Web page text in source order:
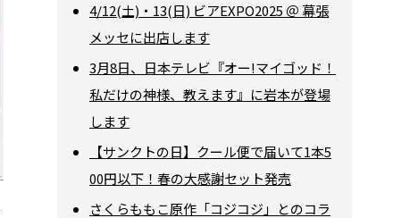
4/12(土)・13(日) ビアEXPO2025 ＠ 幕張
メッセに出店します
3月8日、日本テレビ『オー!マイゴッド！
私だけの神様、教えます』に岩本が登場
します
【サンクトの日】クール便で届いて1本5
00円以下！春の大感謝セット発売
さくらももこ原作「コジコジ」とのコラ